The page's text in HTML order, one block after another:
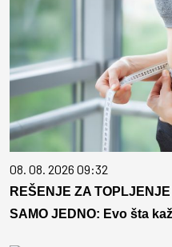
08. 08. 2026 09:32
REŠENJE ZA
SAMO JEDNO: Evo šta